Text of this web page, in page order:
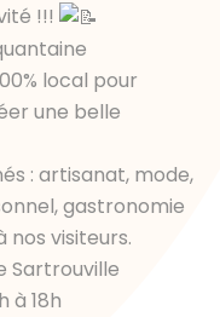
!!!
local pour
une belle
: artisanat, mode,
gastronomie
nos visiteurs.
Sartrouville
à 18h